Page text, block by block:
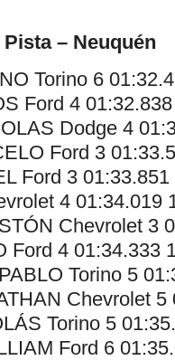
– Neuquén
Torino 6
Ford 4
Dodge 4
Ford 3
Ford 3 01:33.851
4 01:34.019
Chevrolet 3
Ford 4 01:34.333
Torino 5
Chevrolet 5
Torino 5
Ford 6